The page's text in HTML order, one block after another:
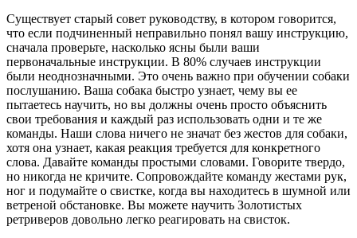
Существует старый совет руководству, в котором говорится,
что если подчиненный неправильно понял вашу инструкцию,
сначала проверьте, насколько ясны были ваши
первоначальные инструкции. В 80% случаев инструкции
были неоднозначными. Это очень важно при обучении собаки
послушанию. Ваша собака быстро узнает, чему вы ее
пытаетесь научить, но вы должны очень просто объяснить
свои требования и каждый раз использовать одни и те же
команды. Наши слова ничего не значат без жестов для собаки,
хотя она узнает, какая реакция требуется для конкретного
слова. Давайте команды простыми словами. Говорите твердо,
но никогда не кричите. Сопровождайте команду жестами рук,
ног и подумайте о свистке, когда вы находитесь в шумной или
ветреной обстановке. Вы можете научить Золотистых
ретриверов довольно легко реагировать на свисток.